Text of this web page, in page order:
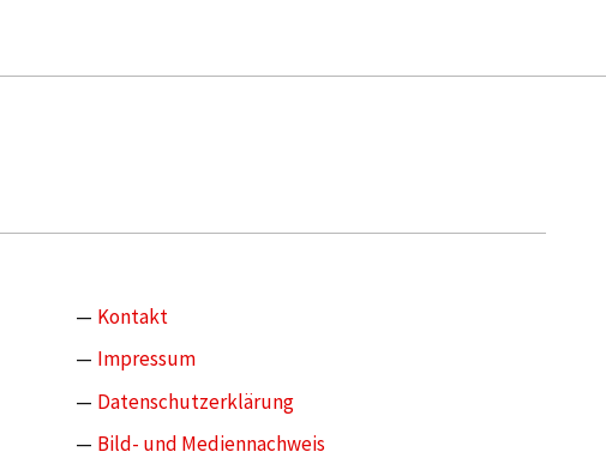
Kontakt
Impressum
Datenschutzerklärung
Bild- und Mediennachweis